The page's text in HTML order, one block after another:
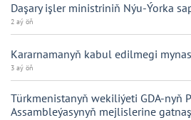
Daşary işler ministriniň Nýu-Ýorka
2 aý öň
Kararnamanyň kabul edilmegi
3 aý öň
Türkmenistanyň wekiliýeti GDA-nyň
Assambleýasynyň mejlislerine